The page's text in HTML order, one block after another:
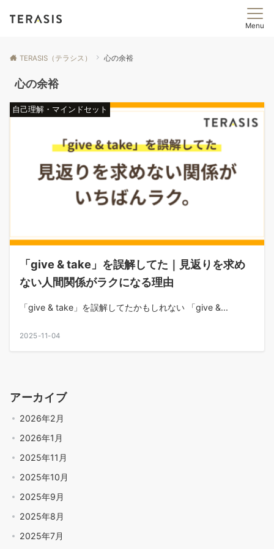
Menu
TERASIS（テラシス） 心の余裕
心の余裕
自己理解・マインドセット
「give & take」を誤解してた｜見返りを求め
ない人間関係がラクになる理由
「give & take」を誤解してたかもしれない 「give &...
2025-11-04
アーカイブ
2026年2月
2026年1月
2025年11月
2025年10月
2025年9月
2025年8月
2025年7月